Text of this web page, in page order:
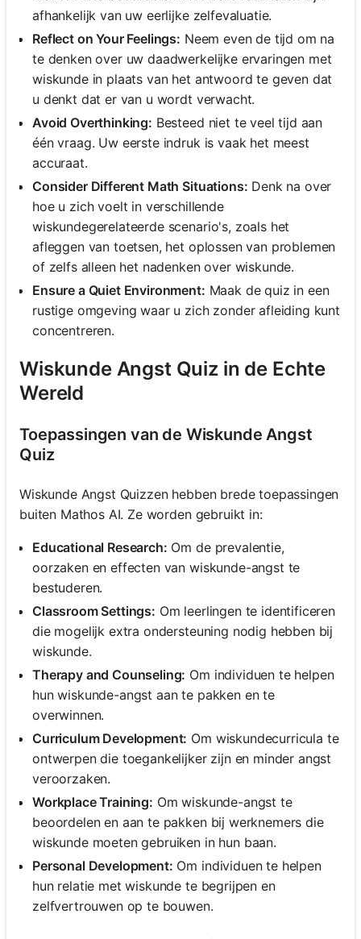
afhankelijk van uw eerlijke zelfevaluatie.
Reflect on Your Feelings: Neem even de tijd om na
te denken over uw daadwerkelijke ervaringen met
wiskunde in plaats van het antwoord te geven dat
u denkt dat er van u wordt verwacht.
Avoid Overthinking: Besteed niet te veel tijd aan
één vraag. Uw eerste indruk is vaak het meest
accuraat.
Consider Different Math Situations: Denk na over
hoe u zich voelt in verschillende
wiskundegerelateerde scenario's, zoals het
afleggen van toetsen, het oplossen van problemen
of zelfs alleen het nadenken over wiskunde.
Ensure a Quiet Environment: Maak de quiz in een
rustige omgeving waar u zich zonder afleiding kunt
concentreren.
Wiskunde Angst Quiz in de Echte
Wereld
Toepassingen van de Wiskunde Angst
Quiz
Wiskunde Angst Quizzen hebben brede toepassingen
buiten Mathos AI. Ze worden gebruikt in:
Educational Research: Om de prevalentie,
oorzaken en effecten van wiskunde-angst te
bestuderen.
Classroom Settings: Om leerlingen te identificeren
die mogelijk extra ondersteuning nodig hebben bij
wiskunde.
Therapy and Counseling: Om individuen te helpen
hun wiskunde-angst aan te pakken en te
overwinnen.
Curriculum Development: Om wiskundecurricula te
ontwerpen die toegankelijker zijn en minder angst
veroorzaken.
Workplace Training: Om wiskunde-angst te
beoordelen en aan te pakken bij werknemers die
wiskunde moeten gebruiken in hun baan.
Personal Development: Om individuen te helpen
hun relatie met wiskunde te begrijpen en
zelfvertrouwen op te bouwen.